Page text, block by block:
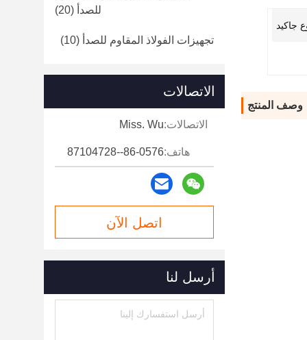
جاكيد
وصف المنتج
للصدأ (20)
تجهيزات الفولاذ المقاوم للصدأ (10)
الاتصالات
الاتصالات:Miss. Wu
هاتف:86-0576--87104728
اتصل الآن
أرسل لنا